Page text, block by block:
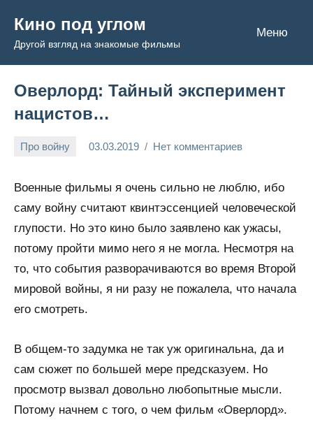
содержимому
Кино под углом
Другой взгляд на знакомые фильмы
Меню
Оверлорд: Тайный эксперимент
нацистов…
Про войну 03.03.2019
Admin
Нет комментариев
Военные фильмы я очень сильно не люблю, ибо
саму войну считают квинтэссенцией человеческой
глупости. Но это кино было заявлено как ужасы,
потому пройти мимо него я не могла. Несмотря на
то, что события разворачиваются во время Второй
мировой войны, я ни разу не пожалела, что начала
его смотреть.
В общем-то задумка не так уж оригинальна, да и
сам сюжет по большей мере предсказуем. Но
просмотр вызвал довольно любопытные мысли.
Потому начнем с того, о чем фильм «Оверлорд».